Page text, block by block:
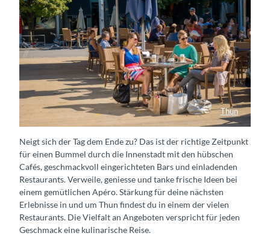
Thun
Apéro auf dem Mühleplatz in Thun
Neigt sich der Tag dem Ende zu? Das ist der richtige Zeitpunkt
für einen Bummel durch die Innenstadt mit den hübschen
Cafés, geschmackvoll eingerichteten Bars und einladenden
Restaurants. Verweile, geniesse und tanke frische Ideen bei
einem gemütlichen Apéro. Stärkung für deine nächsten
Erlebnisse in und um Thun findest du in einem der vielen
Restaurants. Die Vielfalt an Angeboten verspricht für jeden
Geschmack eine kulinarische Reise.